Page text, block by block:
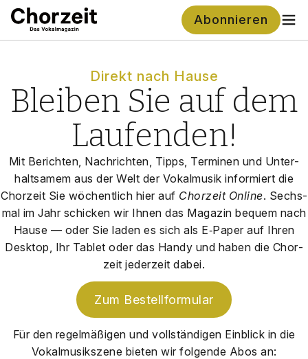
Abonnieren
Direkt nach Hau­se
Bleiben Sie auf dem
Laufenden!
Mit Berich­ten, Nach­rich­ten, Tipps, Ter­mi­nen und Unter­
halt­sa­mem aus der Welt der Vokal­mu­sik infor­miert die
Chor­zeit Sie wöchent­lich hier auf Chor­zeit Online. Sechs­
mal im Jahr schi­cken wir Ihnen das Maga­zin bequem nach
Hau­se — oder Sie laden es sich als E‑Paper auf Ihren
Desk­top, Ihr Tablet oder das Han­dy und haben die Chor­
zeit jeder­zeit dabei.
Zum Bestell­for­mu­lar
Für den regel­mä­ßi­gen und voll­stän­di­gen Ein­blick in die
Vokal­mu­sik­sze­ne bie­ten wir fol­gen­de Abos an: